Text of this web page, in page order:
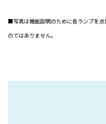
■写真は機能説明のために各ランプを
のではありません。